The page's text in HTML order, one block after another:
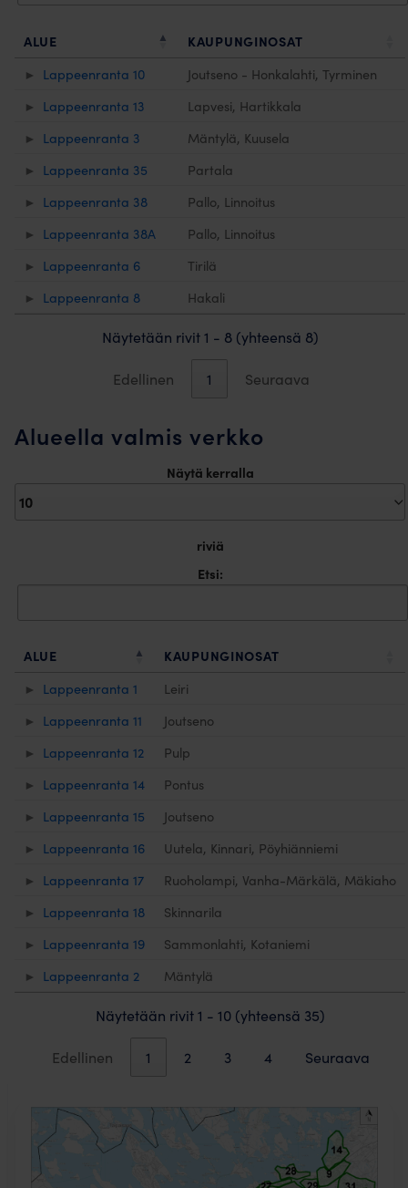
ALUE
KAUPUNGINOSAT
Lappeenranta 10
Joutseno - Honkalahti, Tyrminen
Lappeenranta 13
Lapvesi, Hartikkala
Lappeenranta 3
Mäntylä, Kuusela
Lappeenranta 35
Partala
Lappeenranta 38
Pallo, Linnoitus
Lappeenranta 38A
Pallo, Linnoitus
Lappeenranta 6
Tirilä
Lappeenranta 8
Hakali
Näytetään rivit 1 - 8 (yhteensä 8)
Edellinen 1 Seuraava
Alueella valmis verkko
Näytä kerralla
riviä
Etsi:
ALUE
KAUPUNGINOSAT
Lappeenranta 1
Leiri
Lappeenranta 11
Joutseno
Lappeenranta 12
Pulp
Lappeenranta 14
Pontus
Lappeenranta 15
Joutseno
Lappeenranta 16
Uutela, Kinnari, Pöyhiänniemi
Lappeenranta 17
Ruoholampi, Vanha-Märkälä, Mäkiaho
Lappeenranta 18
Skinnarila
Lappeenranta 19
Sammonlahti, Kotaniemi
Lappeenranta 2
Mäntylä
Näytetään rivit 1 - 10 (yhteensä 35)
Edellinen 1 2 3 4 Seuraava